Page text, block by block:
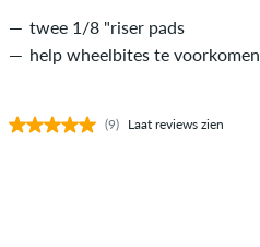
twee 1/8 "riser pads
help wheelbites te voorkomen
(9) Laat reviews zien